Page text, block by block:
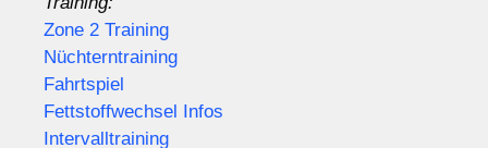
Zone 2 Training
Nüchterntraining
Fahrtspiel
Fettstoffwechsel Infos
Intervalltraining